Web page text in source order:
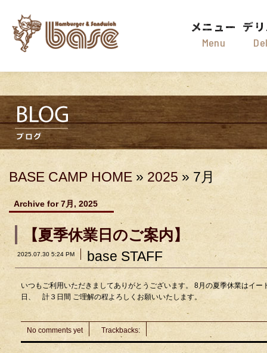
メニュー
Menu
デ
BASE CAMP HOME » 2025 » 7月
Archive for 7月, 2025
【夏季休業日のご案内】
base STAFF
2025.07.30 5:24 PM
いつもご利用いただきましてありがとうございます。 8月の夏季休業はイ
日、 計３日間 ご理解の程よろしくお願いいたします。
No comments yet Trackbacks: